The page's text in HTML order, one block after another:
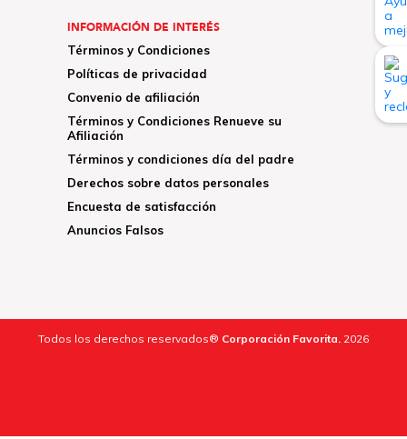
INFORMACIÓN DE INTERÉS
Términos y Condiciones
Políticas de privacidad
Convenio de afiliación
Términos y Condiciones Renueve su
Afiliación
Términos y condiciones día del padre
Derechos sobre datos personales
Encuesta de satisfacción
Anuncios Falsos
Todos los derechos reservados® Corporación Favorita. 2026